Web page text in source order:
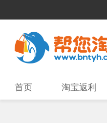
首页 淘宝返利